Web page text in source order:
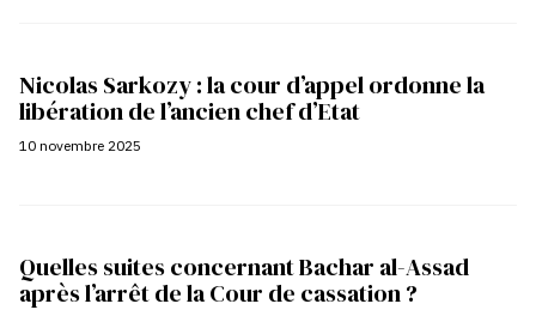
Nicolas Sarkozy : la cour d’appel ordonne la
libération de l’ancien chef d’Etat
10 novembre 2025
Quelles suites concernant Bachar al-Assad
après l’arrêt de la Cour de cassation ?